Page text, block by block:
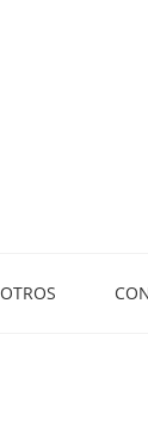
OTROS